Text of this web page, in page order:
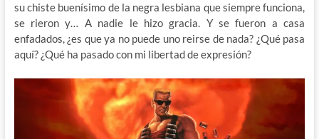
su chiste buenísimo de la negra lesbiana que siempre funciona,
se rieron y… A nadie le hizo gracia. Y se fueron a casa
enfadados, ¿es que ya no puede uno reirse de nada? ¿Qué pasa
aquí? ¿Qué ha pasado con mi libertad de expresión?